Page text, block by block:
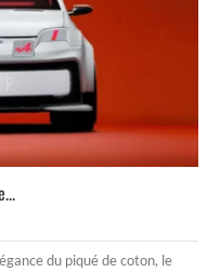
du piqué de coton, le